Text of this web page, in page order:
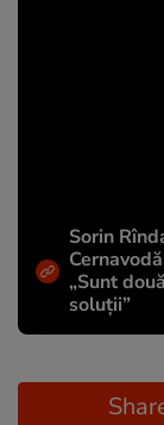
Sorin
„Sunt
soluții”